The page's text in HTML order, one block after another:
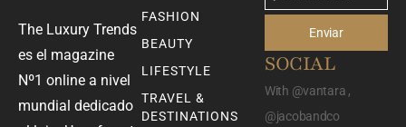
The Luxury Trends
es el magazine
Nº1 online a nivel
mundial dedicado
FASHION
BEAUTY
LIFESTYLE
TRAVEL &
DESTINATIONS
Enviar
SOCIAL
With @vantara ,
@jacobandco